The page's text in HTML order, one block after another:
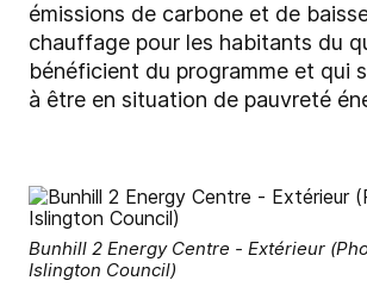
émissions de carbone et de
chauffage pour les habitants du
bénéficient du programme et qui
à être en situation de pauvreté
Bunhill 2 Energy Centre - Extérieur
Islington Council)